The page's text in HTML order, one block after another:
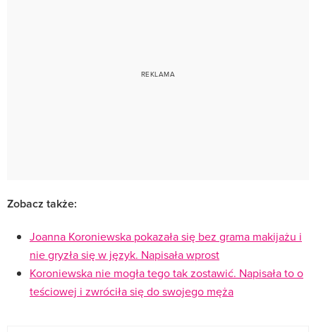
Zobacz także:
Joanna Koroniewska pokazała się bez grama makijażu i
nie gryzła się w język. Napisała wprost
Koroniewska nie mogła tego tak zostawić. Napisała to o
teściowej i zwróciła się do swojego męża